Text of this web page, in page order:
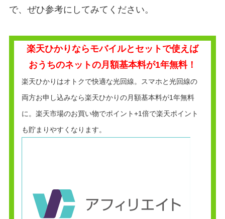
で、ぜひ参考にしてみてください。
楽天ひかりならモバイルとセットで使えば
おうちのネットの月額基本料が1年無料！
楽天ひかりはオトクで快適な光回線。スマホと光回線の
両方お申し込みなら楽天ひかりの月額基本料が1年無料
に。楽天市場のお買い物でポイント+1倍で楽天ポイント
も貯まりやすくなります。